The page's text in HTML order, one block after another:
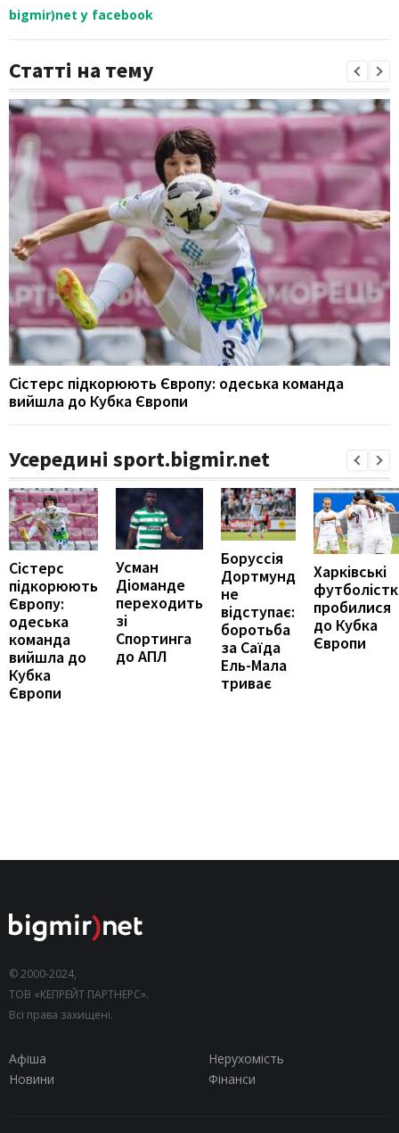
bigmir)net у facebook
Статті на тему
Сістерс підкорюють Європу: одеська команда
вийшла до Кубка Європи
Усередині sport.bigmir.net
Сістерс
підкорюють
Європу:
одеська
команда
вийшла до
Кубка
Європи
Усман
Діоманде
переходить
зі
Спортинга
до АПЛ
Боруссія
Дортмунд
не
відступає:
боротьба
за Саїда
Ель-Мала
триває
Харківські
пробилися
до Кубка
Європи
© 2000-2024,
ТОВ «КЕПРЕЙТ ПАРТНЕРС».
Всі права захищені.
Афіша
Нерухомість
Новини
Фінанси